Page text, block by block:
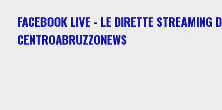
FACEBOOK LIVE - LE DIRETTE STREAMING
CENTROABRUZZONEWS